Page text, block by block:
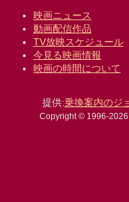
映画ニュース
動画配信作品
TV放映スケジュール
今見る映画情報
映画の時間について
提供:乗換案内のジ
Copyright © 1996-2026